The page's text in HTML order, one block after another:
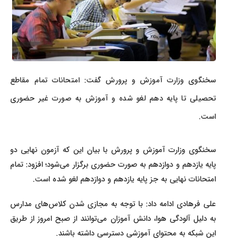
سخنگوی وزارت آموزش و پرورش گفت: امتحانات تمام مقاطع
تحصیلی تا پایه دهم لغو شده و آموزش به صورت غیر حضوری
است.
سخنگوی وزارت آموزش و پرورش با بیان این که آزمون نهایی دو
پایه یازدهم و دوازدهم به صورت حضوری برگزار می‌شود؛ افزود: تمام
امتحانات نهایی به جز پایه یازدهم و دوازدهم لغو شده است.
علی فرهادی ادامه داد: با توجه به مجازی شدن کلاس‌های مدارس
به دلیل آلودگی هوا، دانش آموزان می‌توانند از صبح امروز از طریق
این شبکه به محتوای آموزشی دسترسی داشته باشند.